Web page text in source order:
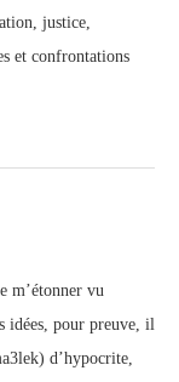
justice,
et confrontations
m’étonner vu
idées, pour preuve, il
d’hypocrite,